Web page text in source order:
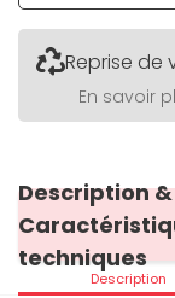
Reprise de
En savoir
Description &
techniques
Description